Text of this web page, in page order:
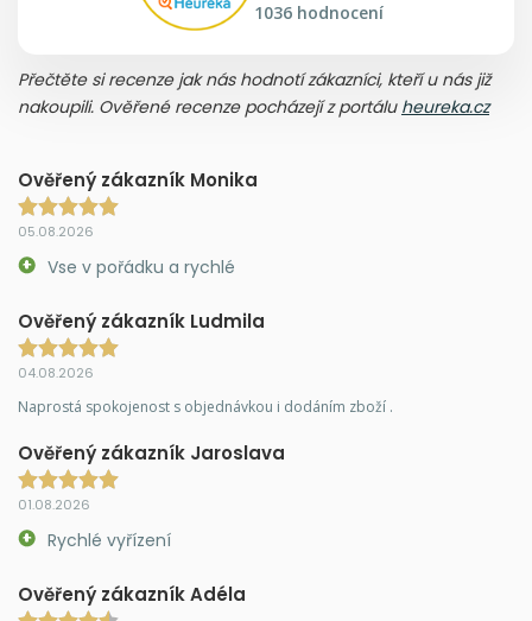
1036 hodnocení
Přečtěte si recenze jak nás hodnotí zákazníci, kteří u nás již
nakoupili. Ověřené recenze pocházejí z portálu heureka.cz
Ověřený zákazník Monika
05.08.2026
Vse v pořádku a rychlé
Ověřený zákazník Ludmila
04.08.2026
Naprostá spokojenost s objednávkou i dodáním zboží .
Ověřený zákazník Jaroslava
01.08.2026
Rychlé vyřízení
Ověřený zákazník Adéla